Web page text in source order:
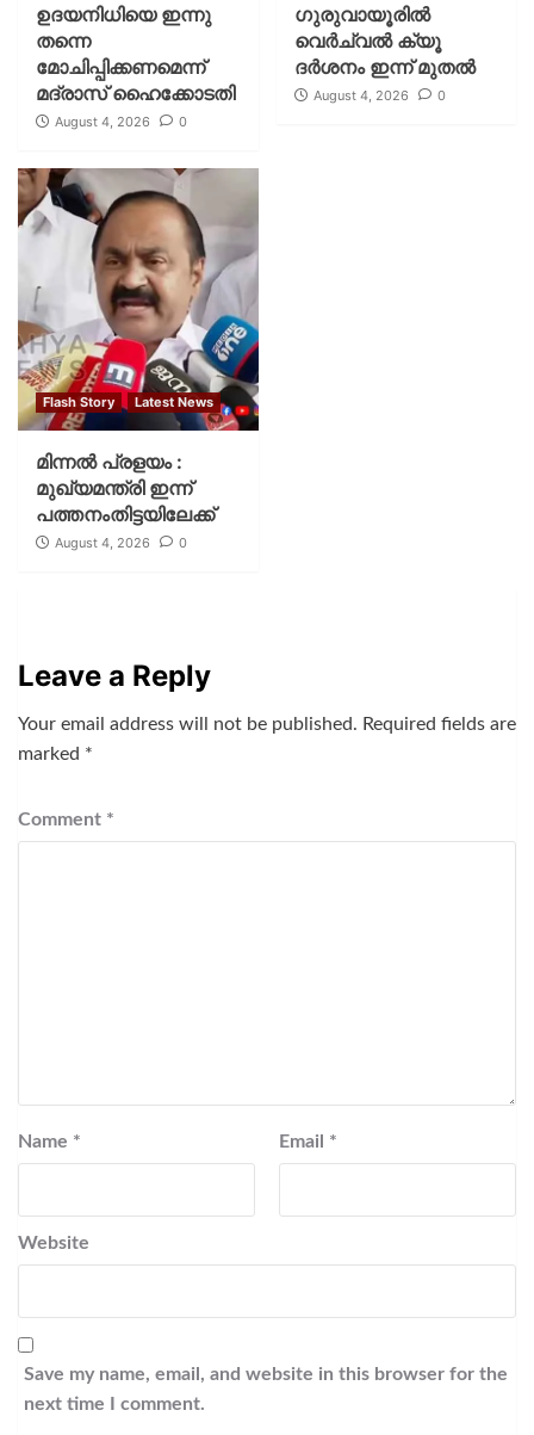
ഉദയനിധിയെ ഇന്നു
തന്നെ
മോചിപ്പിക്കണമെന്ന്
മദ്രാസ് ഹൈക്കോടതി
August 4, 2026 0
ഗുരുവായൂരില്‍
വെര്‍ച്വല്‍ ക്യൂ
ദര്‍ശനം ഇന്ന് മുതല്‍
August 4, 2026 0
Flash Story Latest News
മിന്നല്‍ പ്രളയം :
മുഖ്യമന്ത്രി ഇന്ന്
പത്തനംതിട്ടയിലേക്ക്
August 4, 2026 0
Leave a Reply
Your email address will not be published. Required fields are
marked *
Comment *
Name * Email *
Website
Save my name, email, and website in this browser for the
next time I comment.